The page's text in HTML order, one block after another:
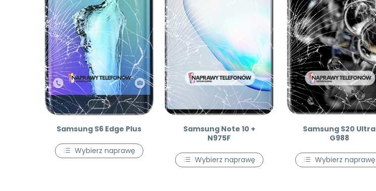
Samsung S6 Edge Plus
Wybierz naprawę
Samsung Note 10 +
N975F
Wybierz naprawę
Samsung S20 Ultra
G988
Wybierz naprawę